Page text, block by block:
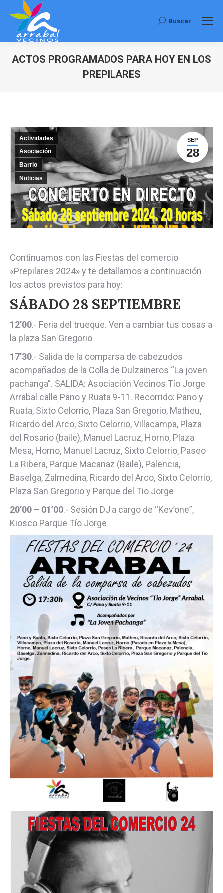
Buscar:
Buscar
ACTOS PROGRAMADOS PARA HOY EN LOS
PREPILARES
SEP
28
Actividades
Asociación
Barrio
Noticias
Continuamos con las Fiestas del comercio
«Prepilares 2024» y te detallamos a continuación
los actos previstos para hoy:
SÁBADO 28 SEPTIEMBRE
12’00.- Feria del trueque. Ven a cambiar tus cosas a
la plaza San Gregorio
17’30.- Salida de la comparsa de cabezudos
acompañados de la Colla de Dulzaineros “La joven
pachanga”. SALIDA: Asociación Vecinos Tío Jorge
Arrabal calle Pano y Ruata 9-11. Recorrido: Pano y
Ruata, Sixto Celorrio, Plaza San Gregorio, Matheu,
Ricardo del Arco, Sixto Celorrio, Villacampa, Plaza
del Rosario (baile), Manuel Lacruz, Horno, Plaza
Mesa, Horno, Manuel Lacruz, Sixto Celorrio, Paseo
La Ribera, Parque Macanaz (Baile), Palencia,
Baselga, Zalmedina, Ricardo del Arco, Sixto Celorrio,
Plaza San Gregorio y Parque del Tio Jorge
20’00 – 01’00.- Sesión DJ a cargo de “Kev’one”,
Kiosco Parque Tío Jorge